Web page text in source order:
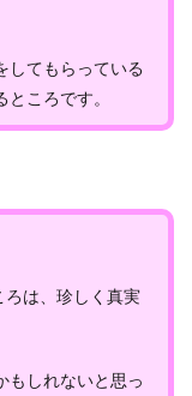
してもらっている
ころです。
ろは、珍しく真実
もしれないと思っ